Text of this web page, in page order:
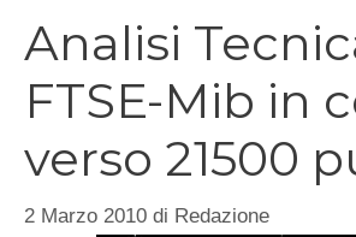
Analisi
FTSE-Mib in
verso 21500
2 Marzo 2010 di Redazione